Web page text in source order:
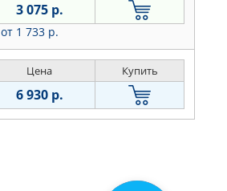
3 075 р.
от 1 733 р.
Цена Купить
6 930 р.